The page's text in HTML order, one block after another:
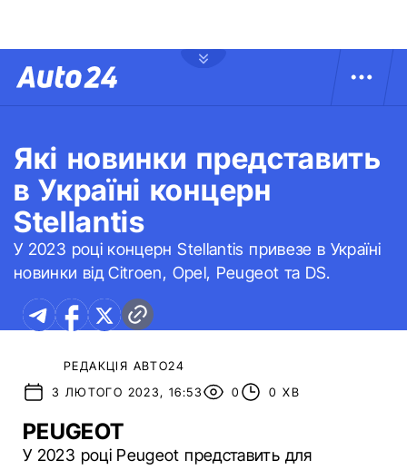
Які новинки представить
в Україні концерн
Stellantis
У 2023 році концерн Stellantis привезе в Україні
новинки від Citroen, Opel, Peugeot та DS.
РЕДАКЦІЯ АВТО24
3 ЛЮТОГО 2023, 16:53
0 0 ХВ
PEUGEOT
У 2023 році Peugeot представить для